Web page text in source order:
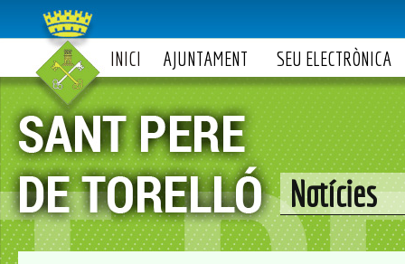
INICI AJUNTAMENT SEU ELECTRÒNICA
Notícies